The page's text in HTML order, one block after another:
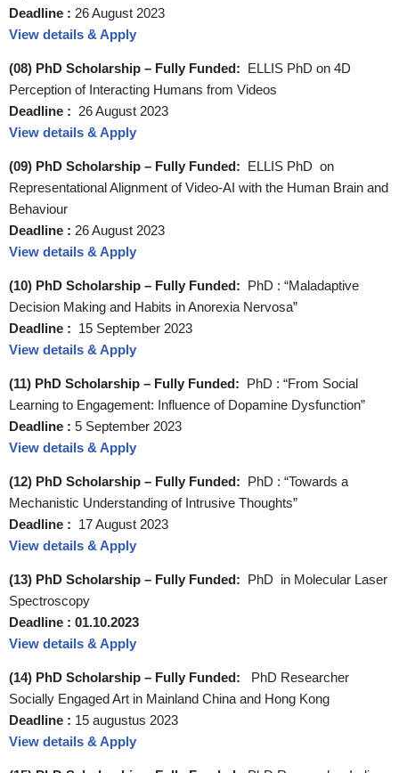
Deadline : 26 August 2023
View details & Apply
(08) PhD Scholarship – Fully Funded: ELLIS PhD on 4D
Perception of Interacting Humans from Videos
Deadline : 26 August 2023
View details & Apply
(09) PhD Scholarship – Fully Funded: ELLIS PhD on
Representational Alignment of Video-AI with the Human Brain and
Behaviour
Deadline : 26 August 2023
View details & Apply
(10) PhD Scholarship – Fully Funded: PhD : “Maladaptive
Decision Making and Habits in Anorexia Nervosa”
Deadline : 15 September 2023
View details & Apply
(11) PhD Scholarship – Fully Funded: PhD : “From Social
Learning to Engagement: Influence of Dopamine Dysfunction”
Deadline : 5 September 2023
View details & Apply
(12) PhD Scholarship – Fully Funded: PhD : “Towards a
Mechanistic Understanding of Intrusive Thoughts”
Deadline : 17 August 2023
View details & Apply
(13) PhD Scholarship – Fully Funded: PhD in Molecular Laser
Spectroscopy
Deadline : 01.10.2023
View details & Apply
(14) PhD Scholarship – Fully Funded: PhD Researcher
Socially Engaged Art in Mainland China and Hong Kong
Deadline : 15 augustus 2023
View details & Apply